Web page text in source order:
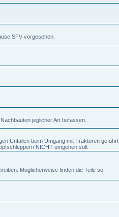
SFV vorgesehen.
jeglicher Art befassen.
Unfällen beim Umgang mit Traktoren geführt.
NICHT umgehen soll.
Möglicherweise finden die Teile so